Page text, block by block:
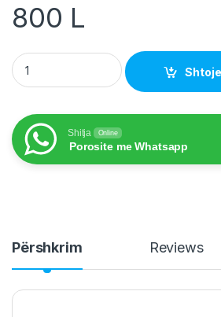
800 L
Dimmer 30A Dc 12-24v quantity
Shitja Online
Porosite me Whatsapp
Përshkrim Reviews